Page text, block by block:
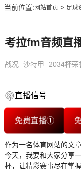
当前位置: 网站首页> 足球
考拉fm音频直
战况 沙特甲 2034杯荣
直播信号
免费直播①
作为一名体育网站的文
今天，我要和大家分享
杯，让精彩赛事尽在掌握